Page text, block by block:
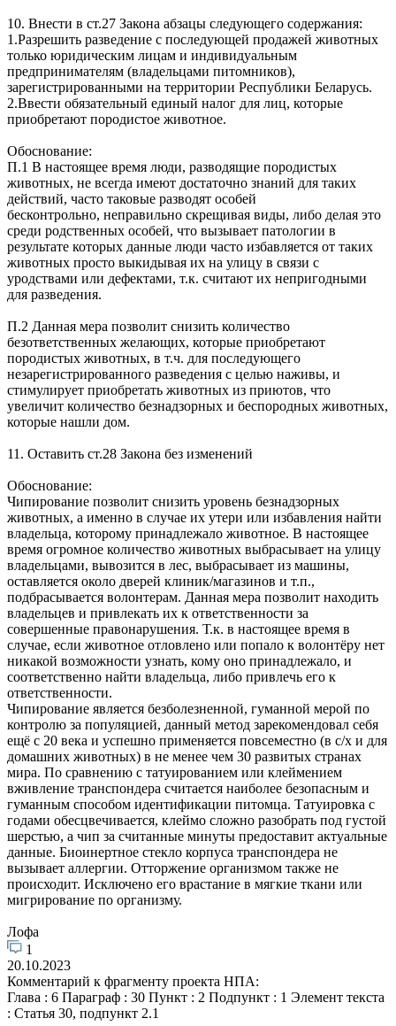
10. Внести в ст.27 Закона абзацы следующего содержания:
1.Разрешить разведение с последующей продажей животных
только юридическим лицам и индивидуальным
предпринимателям (владельцами питомников),
зарегистрированными на территории Республики Беларусь.
2.Ввести обязательный единый налог для лиц, которые
приобретают породистое животное.
Обоснование:
П.1 В настоящее время люди, разводящие породистых
животных, не всегда имеют достаточно знаний для таких
действий, часто таковые разводят особей
бесконтрольно, неправильно скрещивая виды, либо делая это
среди родственных особей, что вызывает патологии в
результате которых данные люди часто избавляется от таких
животных просто выкидывая их на улицу в связи с
уродствами или дефектами, т.к. считают их непригодными
для разведения.
П.2 Данная мера позволит снизить количество
безответственных желающих, которые приобретают
породистых животных, в т.ч. для последующего
незарегистрированного разведения с целью наживы, и
стимулирует приобретать животных из приютов, что
увеличит количество безнадзорных и беспородных животных,
которые нашли дом.
11. Оставить ст.28 Закона без изменений
Обоснование:
Чипирование позволит снизить уровень безнадзорных
животных, а именно в случае их утери или избавления найти
владельца, которому принадлежало животное. В настоящее
время огромное количество животных выбрасывает на улицу
владельцами, вывозится в лес, выбрасывает из машины,
оставляется около дверей клиник/магазинов и т.п.,
подбрасывается волонтерам. Данная мера позволит находить
владельцев и привлекать их к ответственности за
совершенные правонарушения. Т.к. в настоящее время в
случае, если животное отловлено или попало к волонтёру нет
никакой возможности узнать, кому оно принадлежало, и
соответственно найти владельца, либо привлечь его к
ответственности.
Чипирование является безболезненной, гуманной мерой по
контролю за популяцией, данный метод зарекомендовал себя
ещё с 20 века и успешно применяется повсеместно (в с/х и для
домашних животных) в не менее чем 30 развитых странах
мира. По сравнению с татуированием или клеймением
вживление транспондера считается наиболее безопасным и
гуманным способом идентификации питомца. Татуировка с
годами обесцвечивается, клеймо сложно разобрать под густой
шерстью, а чип за считанные минуты предоставит актуальные
данные. Биоинертное стекло корпуса транспондера не
вызывает аллергии. Отторжение организмом также не
происходит. Исключено его врастание в мягкие ткани или
мигрирование по организму.
Лофа
1
20.10.2023
Комментарий к фрагменту проекта НПА:
Глава : 6 Параграф : 30 Пункт : 2 Подпункт : 1 Элемент текста
: Статья 30, подпункт 2.1